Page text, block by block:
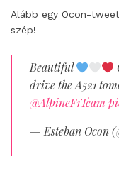
Alább egy Ocon-
szép!
Beautiful
drive the A521
@AlpineF1Team
— Esteban Ocon